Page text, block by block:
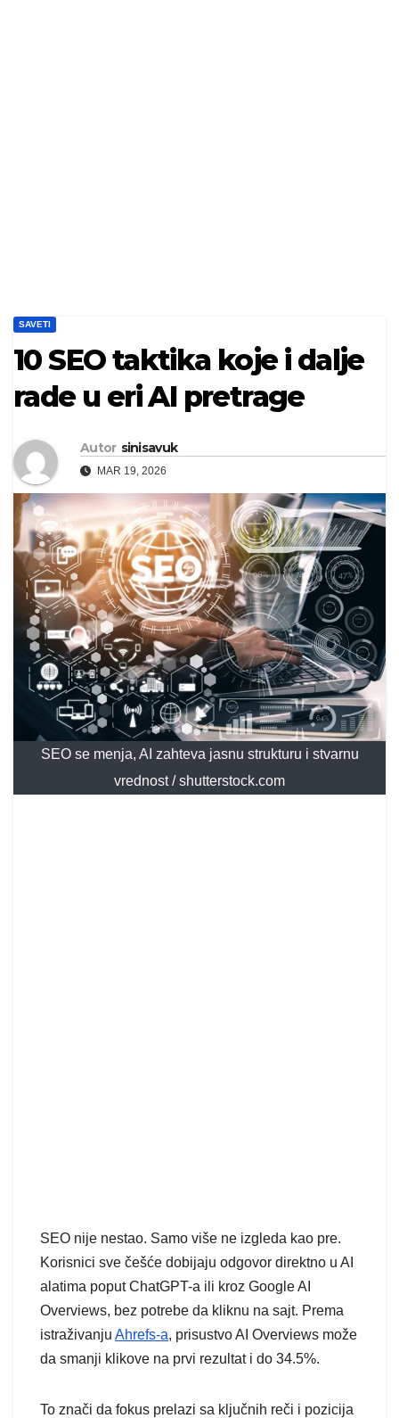
SAVETI
10 SEO taktika koje i dalje
rade u eri AI pretrage
Autor sinisavuk
MAR 19, 2026
SEO se menja, AI zahteva jasnu strukturu i stvarnu
vrednost / shutterstock.com
SEO nije nestao. Samo više ne izgleda kao pre.
Korisnici sve češće dobijaju odgovor direktno u AI
alatima poput ChatGPT-a ili kroz Google AI
Overviews, bez potrebe da kliknu na sajt. Prema
istraživanju Ahrefs-a, prisustvo AI Overviews može
da smanji klikove na prvi rezultat i do 34.5%.
To znači da fokus prelazi sa ključnih reči i pozicija